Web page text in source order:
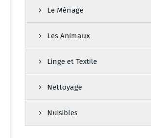
Le Ménage
Les Animaux
Linge et Textile
Nettoyage
Nuisibles